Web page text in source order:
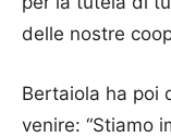
delle nostre
Bertaiola ha poi
venire: “Stiamo